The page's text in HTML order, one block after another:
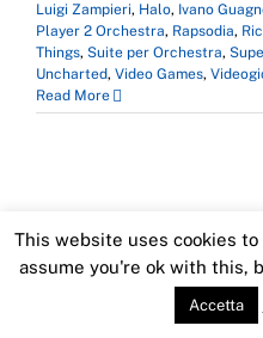
Luigi Zampieri, Halo, Ivano
Player 2 Orchestra, Rapsodia,
Things, Suite per Orchestra,
Uncharted, Video Games,
Read More
This website uses cookies
assume you're ok with this,
Accetta